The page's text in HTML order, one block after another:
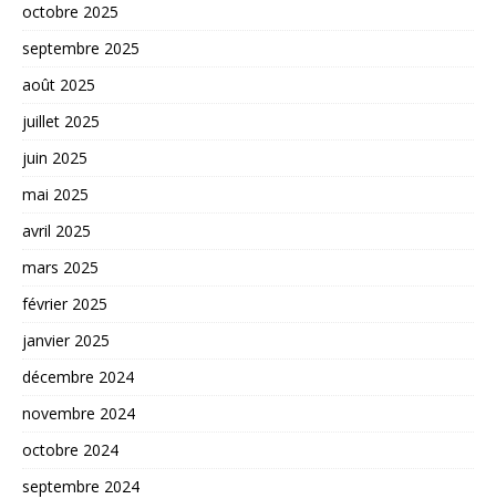
octobre 2025
septembre 2025
août 2025
juillet 2025
juin 2025
mai 2025
avril 2025
mars 2025
février 2025
janvier 2025
décembre 2024
novembre 2024
octobre 2024
septembre 2024